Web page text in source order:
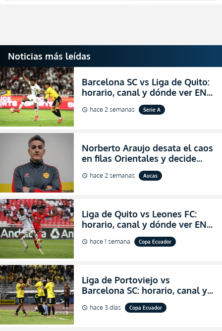
Noticias más leídas
Barcelona SC vs Liga de Quito:
horario, canal y dónde ver EN
VIVO la Fecha 22 de la LigaPro
2026
schedule hace 2 semanas Serie A
Norberto Araujo desata el caos
en filas Orientales y decide
abandonar la dirección técnica
de Aucas
schedule hace 2 semanas Aucas
Liga de Quito vs Leones FC:
horario, canal y dónde ver EN
VIVO los octavos de final de la
Copa Ecuador 2026
schedule hace 1 semana Copa Ecuador
Liga de Portoviejo vs
Barcelona SC: horario, canal y
dónde ver EN VIVO los octavos
de final de la Copa Ecuador
schedule hace 3 días Copa Ecuador